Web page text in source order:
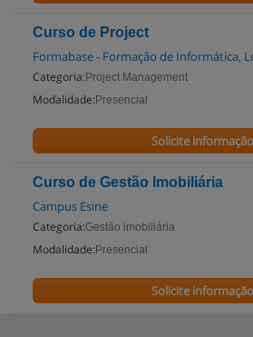
Curso de Project
Formabase - Formação de Informática,
Categoria: Project Management
Modalidade: Presencial
Solicite informação
Curso de Gestão Imobiliária
Campus Esine
Categoria:Gestão imobiliária
Modalidade: Presencial
Solicite informação